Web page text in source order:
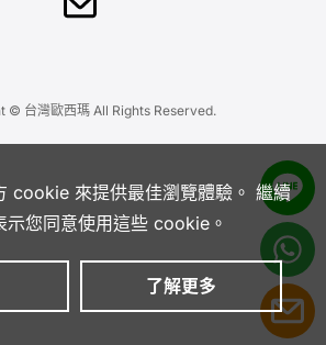
© 台灣歐西瑪 All Rights Reserved.
cookie 來提供最佳瀏覽體驗。 繼續
示您同意使用這些 cookie。
了解更多